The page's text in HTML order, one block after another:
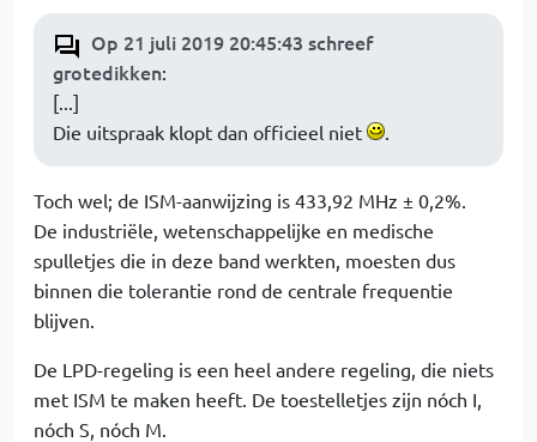
Op 21 juli 2019 20:45:43 schreef
grotedikken:
[...]
Die uitspraak klopt dan officieel niet
.
Toch wel; de ISM-aanwijzing is 433,92 MHz ± 0,2%.
De industriële, wetenschappelijke en medische
spulletjes die in deze band werkten, moesten dus
binnen die tolerantie rond de centrale frequentie
blijven.
De LPD-regeling is een heel andere regeling, die niets
met ISM te maken heeft. De toestelletjes zijn nóch I,
nóch S, nóch M.